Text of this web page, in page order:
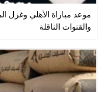
موعد مباراة الأهلي وغزل
والقنوات الناقلة